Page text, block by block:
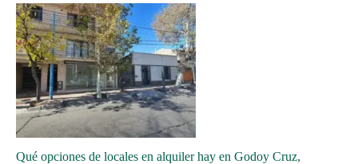
Qué opciones de locales en alquiler hay en Godoy Cruz,